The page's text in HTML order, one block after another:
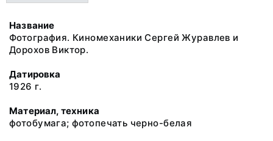
Название
Фотография. Киномеханики Сергей Журавлев и
Дорохов Виктор.
Датировка
1926 г.
Материал, техника
фотобумага; фотопечать черно-белая